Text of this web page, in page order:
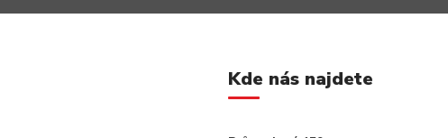
Kde nás najdete